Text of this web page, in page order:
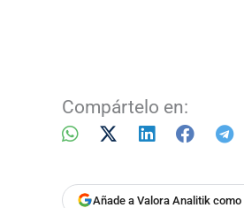
Compártelo en:
Añade a Valora Analitik